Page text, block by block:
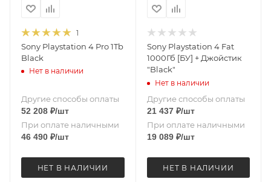
1
Sony Playstation 4 Pro 1Tb
Black
Нет в наличии
Другие способы оплаты
52 208 ₽/шт
При оплате наличными
46 490 ₽/шт
НЕТ В НАЛИЧИИ
Sony Playstation 4 Fat
1000Гб [БУ] + Джойстик
"Black"
Нет в наличии
Другие способы оплаты
21 437₽/шт
При оплате наличными
19 089₽/шт
НЕТ В НАЛИЧИИ